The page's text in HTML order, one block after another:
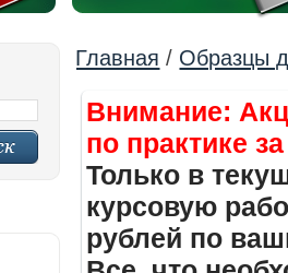
Главная / Образцы
Внимание:
по практике
Только в
курсовую
рублей по